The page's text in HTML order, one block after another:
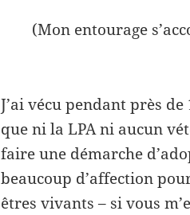
(Mon entourage
J’ai vécu pendant près
que ni la LPA ni aucun
faire une démarche
beaucoup d’affection
êtres vivants – si vous